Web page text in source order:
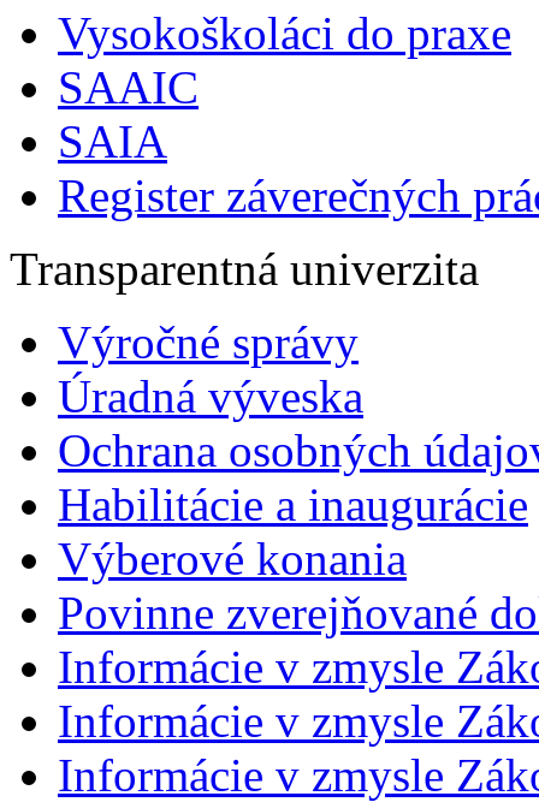
Vysokoškoláci do praxe
SAAIC
SAIA
Register záverečných
Transparentná univerzita
Výročné správy
Úradná výveska
Ochrana osobných
Habilitácie a inaugurácie
Výberové konania
Povinne zverejňované
Informácie v zmysle
Informácie v zmysle
Informácie v zmysle